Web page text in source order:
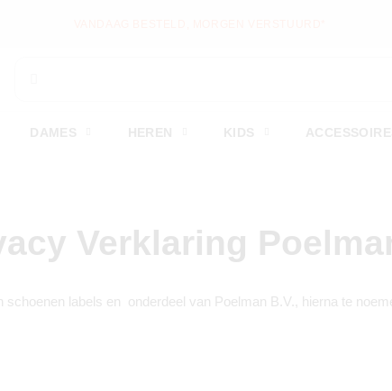
Verklaring
labels en  onderdeel van Poelman B.V., hierna te